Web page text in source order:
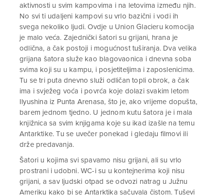
aktivnosti u svim kampovima i na letovima između njih.
No svi ti udaljeni kampovi su vrlo bazični i vodi ih
svega nekoliko ljudi. Ovdje u Union Glacieru komocija
je malo veća. Zajednički šatori su grijani, hrana je
odlična, a čak postoji i mogućnost tuširanja. Dva velika
grijana šatora služe kao blagovaonica i dnevna soba
svima koji su u kampu, i posjetiteljima i zaposlenicima.
Tu se tri puta dnevno služi odličan topli obrok, a čak
ima i svježeg voća i povrća koje dolazi svakim letom
Ilyushina iz Punta Arenasa, što je, ako vrijeme dopušta,
barem jednom tjedno. U jednom kutu šatora je i mala
knjižnica sa svim knjigama koje su ikad izašle na temu
Antarktike. Tu se uvečer ponekad i gledaju filmovi ili
drže predavanja.
Šatori u kojima svi spavamo nisu grijani, ali su vrlo
prostrani i udobni. WC-i su u kontejnerima koji nisu
grijani, a sav ljudski otpad se odvozi natrag u Južnu
Ameriku kako bi se Antarktika sačuvala čistom. Tuševi